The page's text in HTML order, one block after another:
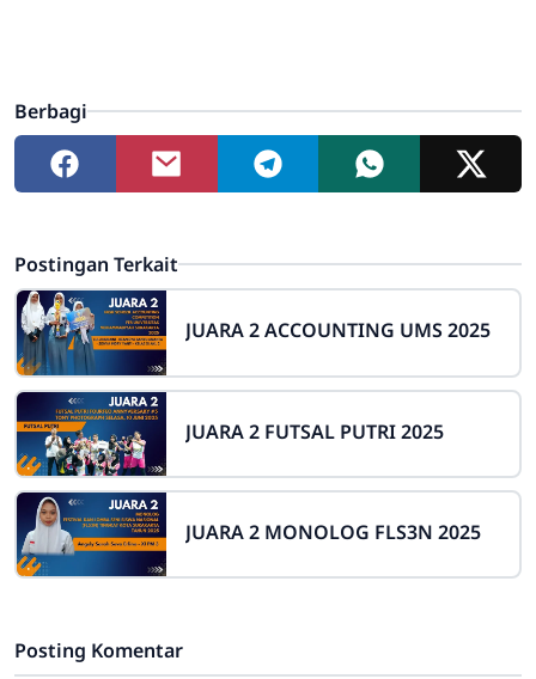
Berbagi
Postingan Terkait
JUARA 2 ACCOUNTING UMS 2025
JUARA 2 FUTSAL PUTRI 2025
JUARA 2 MONOLOG FLS3N 2025
Posting Komentar